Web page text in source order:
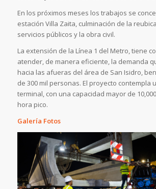
En los próximos meses los trabajos se
estación Villa Zaita, culminación de la
servicios públicos y la obra civil.
La extensión de la Línea 1 del Metro, tiene
atender, de manera eficiente, la demanda
hacia las afueras del área de San Isidro,
de 300 mil personas. El proyecto contempla
terminal, con una capacidad mayor de
hora pico.
Galería Fotos